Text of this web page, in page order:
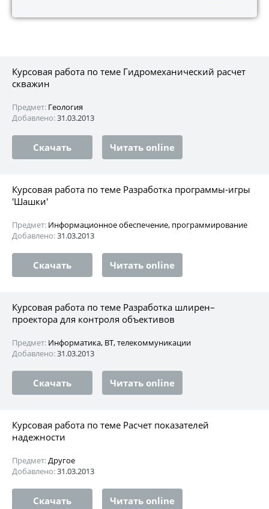
Курсовая работа по теме Гидромеханический расчет
скважин
Предмет: Геология
Добавлено:31.03.2013
Скачать Читать online
Курсовая работа по теме Разработка программы-игры
'Шашки'
Предмет: Информационное обеспечение, программирование
Добавлено:31.03.2013
Скачать Читать online
Курсовая работа по теме Разработка шлирен–
проектора для контроля объективов
Предмет: Информатика, ВТ, телекоммуникации
Добавлено:31.03.2013
Скачать Читать online
Курсовая работа по теме Расчет показателей
надежности
Предмет:Другое
Добавлено:31.03.2013
Скачать Читать online